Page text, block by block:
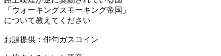
「ウォーキングスモーキング帝国」
について教えてください
お題提供：俳句ガスコイン